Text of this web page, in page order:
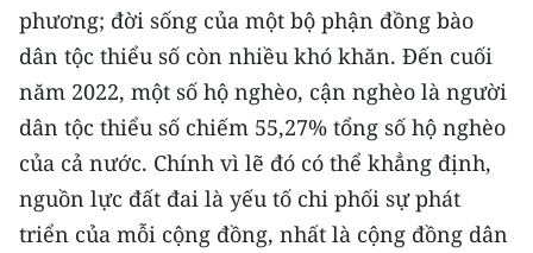
KIỂM CHỨNG THÔNG TIN
TRI THỨC CHUYÊN SÂU
54 DÂN TỘC VIỆT NAM
CHƯƠNG TRÌNH OCOP - MỖI XÃ
MỘT SẢN PHẨM
phương; đời sống của một bộ phận đồng bào
dân tộc thiểu số còn nhiều khó khăn. Đến cuối
năm 2022, một số hộ nghèo, cận nghèo là người
dân tộc thiểu số chiếm 55,27% tổng số hộ nghèo
của cả nước. Chính vì lẽ đó có thể khẳng định,
nguồn lực đất đai là yếu tố chi phối sự phát
triển của mỗi cộng đồng, nhất là cộng đồng dân